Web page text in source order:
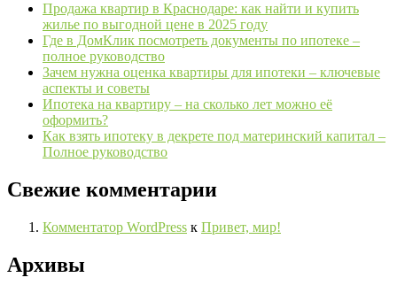
Продажа квартир в Краснодаре: как найти и купить
жилье по выгодной цене в 2025 году
Где в ДомКлик посмотреть документы по ипотеке –
полное руководство
Зачем нужна оценка квартиры для ипотеки – ключевые
аспекты и советы
Ипотека на квартиру – на сколько лет можно её
оформить?
Как взять ипотеку в декрете под материнский капитал –
Полное руководство
Свежие комментарии
Комментатор WordPress к Привет, мир!
Архивы